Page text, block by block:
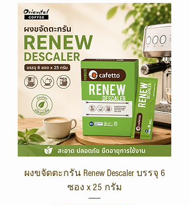
ผงขจัดตะกรัน Renew Descaler บรรจุ 6
ซอง x 25 กรัม